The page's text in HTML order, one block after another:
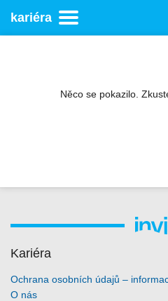
kariéra
Něco se pokazilo.
Invia
Kariéra
Ochrana osobních údajů –
O nás